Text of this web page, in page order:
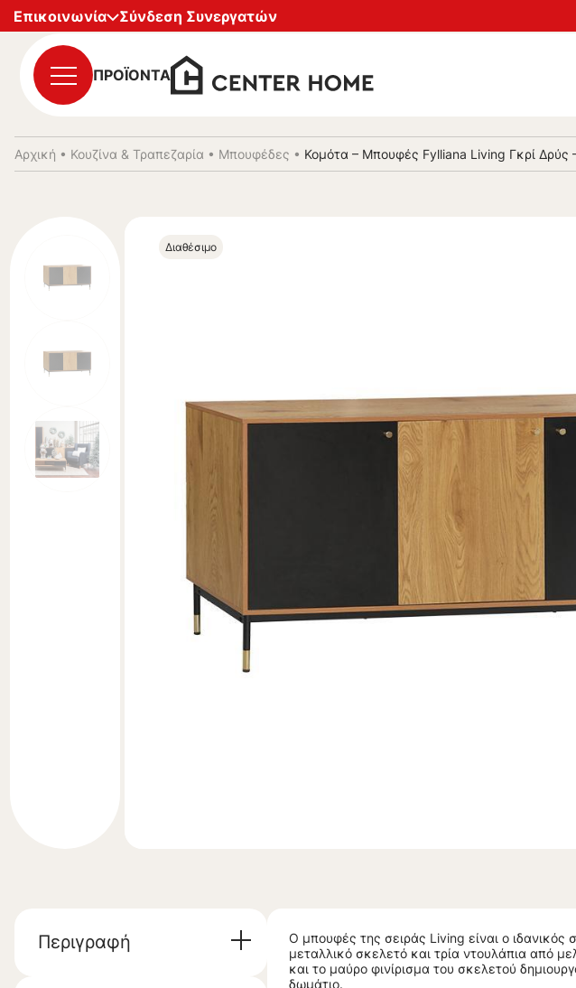
Επικοινωνία
Σύνδεση Συνεργατών
ΠΡΟΪΟΝΤΑ
Αρχική • Κουζίνα & Τραπεζαρία • Μπουφέδες • Κομότα – Μπουφές Fylliana Living Γκρί
Διαθέσιμο
Περιγραφή
Ο μπουφές της σειράς Living είναι ο
μεταλλικό σκελετό και τρία ντουλάπια από
και το μαύρο φινίρισμα του σκελετού
δωμάτιο.